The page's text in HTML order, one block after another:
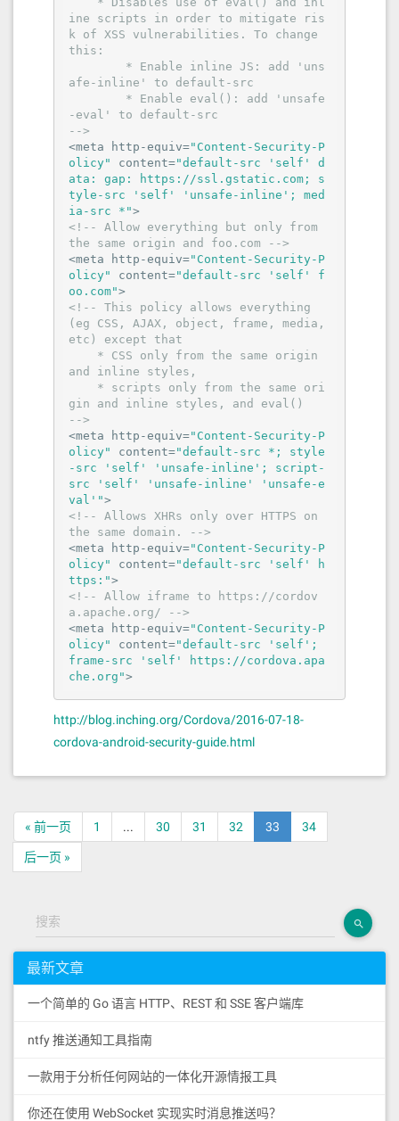
      [
"is_secondary"
]=>
      bool(
false )
      [
"is_arbiter"]=>
"is_hidden"]=>
      bool(
false)
"is_passive" ]=>
      bool(
false )
array (0) {
      }
      [
"last_is_master"]=>
array( 0 ) {
      }
      [
"round_trip_time" ]=>
      int(
-1)
    }
  }
}
查看当前php使用的php.ini
终端输入 php --ini 查看
Loaded
Configuration File
打开PHP Error输出
打开当前使用 php.ini 修改 display_errors
= On
PHP log目录 /var/log/apache2
查看PHP版本 php -v
查看PHP扩展目录
extension_dir
相关推荐：Ubuntu彻底删除PHP7.0
mongodb_and_php7
ine scripts in order to mitigate ris
k of XSS vulnerabilities. To change
this:
afe-inline' to default-src
-eval' to default-src
-->
<meta http-equiv="Content-Security-P
olicy"
content="default-src 'self' d
ata: gap: https://ssl.gstatic.com; s
tyle-src 'self' 'unsafe-inline'; med
ia-src *">
<!-- Allow everything but only from
the same origin and foo.com -->
<meta http-equiv="Content-Security-P
olicy"
content="default-src 'self' f
oo.com">
<!-- This policy allows everything
(eg CSS, AJAX, object, frame, media,
etc) except that
and inline styles,
gin and inline styles, and eval()
-->
<meta http-equiv="Content-Security-P
olicy"
content="default-src *; style
-src 'self' 'unsafe-inline'; script-
src 'self' 'unsafe-inline' 'unsafe-e
val'">
<!-- Allows XHRs only over HTTPS on
the same domain. -->
<meta http-equiv="Content-Security-P
olicy"
content="default-src 'self' h
ttps:">
<!-- Allow iframe to https://cordov
a.apache.org/ -->
<meta http-equiv="Content-Security-P
olicy"
content="default-src 'self';
frame-src 'self' https://cordova.apa
che.org">
http://blog.inching.org/Cordova/2016-07-18-
cordova-android-security-guide.html
« 前一页 1 ... 30 31 32 33 34
后一页 »
搜索
最新文章
一个简单的 Go 语言 HTTP、REST 和 SSE 客户端库
ntfy 推送通知工具指南
一款用于分析任何网站的一体化开源情报工具
你还在使用 WebSocket 实现实时消息推送吗？